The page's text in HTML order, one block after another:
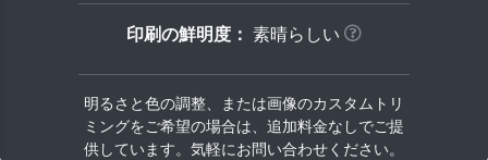
印刷の鮮明度： 素晴らしい
明るさと色の調整、または画像のカスタムトリ
ミングをご希望の場合は、追加料金なしでご提
供しています。気軽にお問い合わせください。